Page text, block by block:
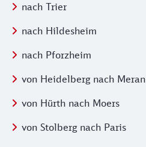
nach Trier
nach Hildesheim
nach Pforzheim
von Heidelberg nach Meran
von Hürth nach Moers
von Stolberg nach Paris